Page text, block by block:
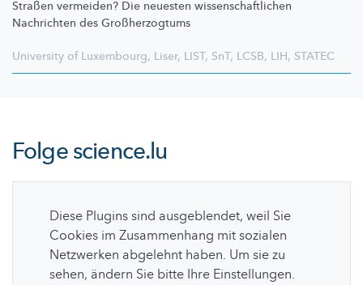
Straßen vermeiden? Die neuesten wissenschaftlichen
Nachrichten des Großherzogtums
University of Luxembourg, Liser, LIST, SnT, LCSB, LIH, STATEC
Folgescience.lu
Diese Plugins sind ausgeblendet, weil Sie
Cookies im Zusammenhang mit sozialen
Netzwerken abgelehnt haben. Um sie zu
sehen, ändern Sie bitte Ihre Einstellungen.